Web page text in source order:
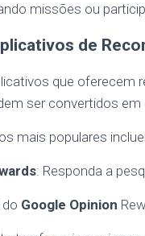
missões ou
de
que oferecem
ser convertidos
mais populares
: Responda a
Google Opinion